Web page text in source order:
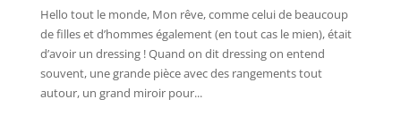
Hello tout le monde, Mon rêve, comme celui de beaucoup
de filles et d’hommes également (en tout cas le mien), était
d’avoir un dressing ! Quand on dit dressing on entend
souvent, une grande pièce avec des rangements tout
autour, un grand miroir pour...